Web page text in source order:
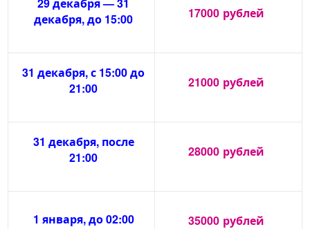
декабря, до 15:00
17000 рублей
31 декабря, с 15:00 до
21:00
21000 рублей
31 декабря, после
21:00
28000 рублей
1 января, до 02:00 35000 рублей